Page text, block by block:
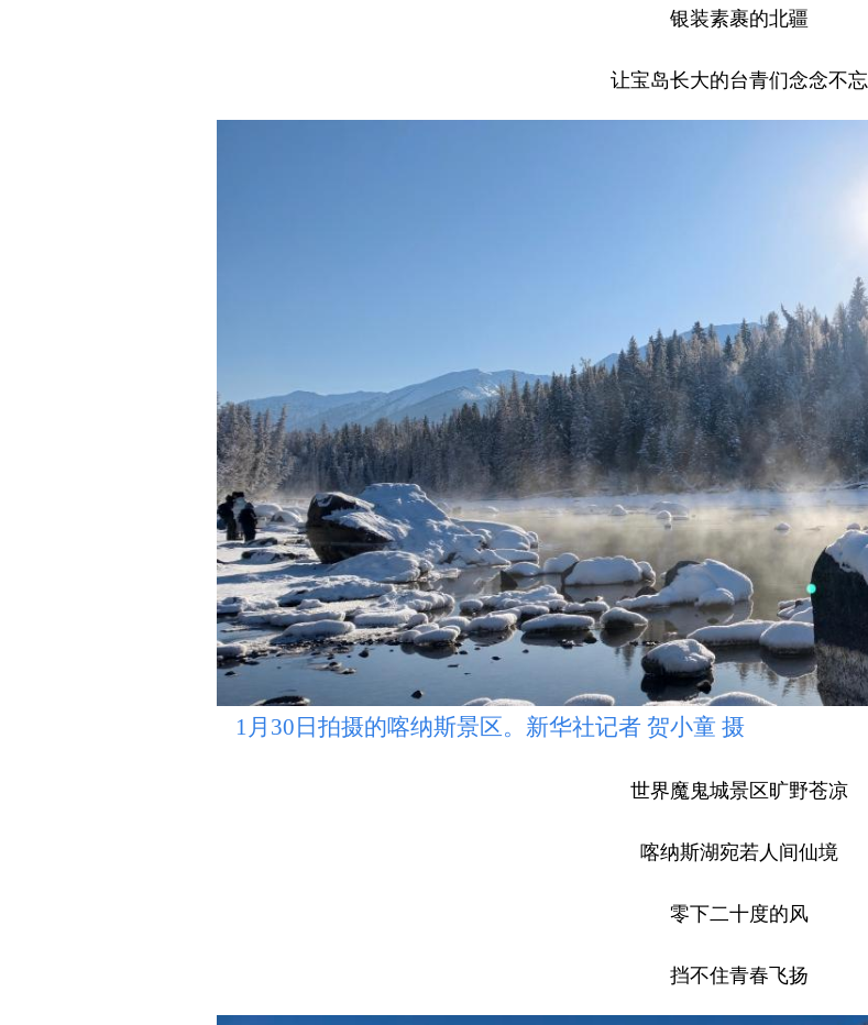
银装素裹的北疆
让宝岛长大的台青们念念不忘
1月30日拍摄的喀纳斯景区。新华社记者 贺小童 摄
世界魔鬼城景区旷野苍凉
喀纳斯湖宛若人间仙境
零下二十度的风
挡不住青春飞扬